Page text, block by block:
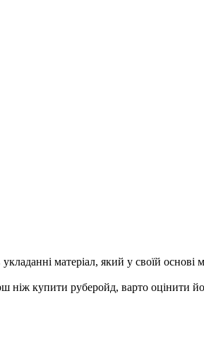
матеріал, який у своїй основі
ніж купити руберойд, варто оцінити